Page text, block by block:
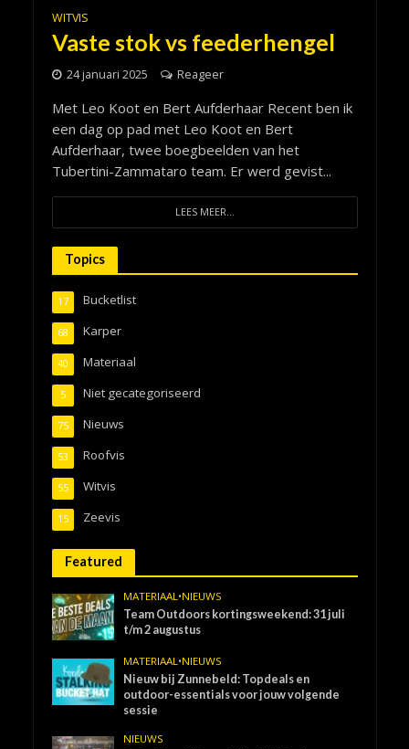
WITVIS
Vaste stok vs feederhengel
24 januari 2025 Reageer
Met Leo Koot en Bert Aufderhaar Recent ben ik
een dag op pad met Leo Koot en Bert
Aufderhaar, twee boegbeelden van het
Tubertini-Zammataro team. Er werd gevist...
LEES MEER...
Topics
Bucketlist
17
Karper
68
Materiaal
40
Niet gecategoriseerd
5
Nieuws
75
Roofvis
53
Witvis
55
Zeevis
15
Featured
MATERIAAL •NIEUWS
Team Outdoors kortingsweekend: 31 juli
t/m 2 augustus
MATERIAAL•NIEUWS
Nieuw bij Zunnebeld: Topdeals en
outdoor-essentials voor jouw volgende
sessie
NIEUWS